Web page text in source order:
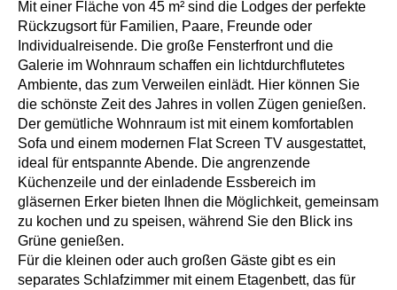
Mit einer Fläche von 45 m² sind die Lodges der perfekte
Rückzugsort für Familien, Paare, Freunde oder
Individualreisende. Die große Fensterfront und die
Galerie im Wohnraum schaffen ein lichtdurchflutetes
Ambiente, das zum Verweilen einlädt. Hier können Sie
die schönste Zeit des Jahres in vollen Zügen genießen.
Der gemütliche Wohnraum ist mit einem komfortablen
Sofa und einem modernen Flat Screen TV ausgestattet,
ideal für entspannte Abende. Die angrenzende
Küchenzeile und der einladende Essbereich im
gläsernen Erker bieten Ihnen die Möglichkeit, gemeinsam
zu kochen und zu speisen, während Sie den Blick ins
Grüne genießen.
Für die kleinen oder auch großen Gäste gibt es ein
separates Schlafzimmer mit einem Etagenbett, das für